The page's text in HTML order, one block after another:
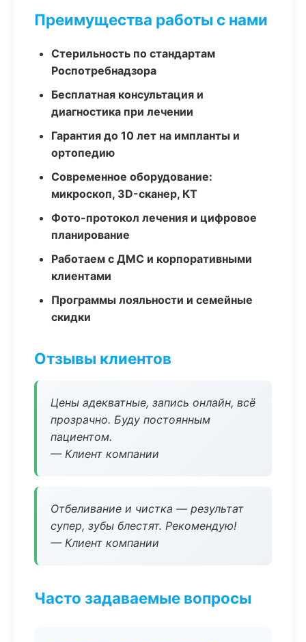
Преимущества работы с нами
Стерильность по стандартам
Роспотребнадзора
Бесплатная консультация и
диагностика при лечении
Гарантия до 10 лет на импланты и
ортопедию
Современное оборудование:
микроскоп, 3D-сканер, КТ
Фото-протокол лечения и цифровое
планирование
Работаем с ДМС и корпоративными
клиентами
Программы лояльности и семейные
скидки
Отзывы клиентов
Цены адекватные, запись онлайн, всё
прозрачно. Буду постоянным
пациентом.
— Клиент компании
Отбеливание и чистка — результат
супер, зубы блестят. Рекомендую!
— Клиент компании
Часто задаваемые вопросы